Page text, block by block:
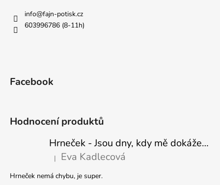
info@fajn-potisk.cz
603996786 (8-11h)
Facebook
Hodnocení produktů
Hrneček - Jsou dny, kdy mě dokáže nasrat i vzduch - Sova
Hodnocení produktu je 5 z 5 hvězdiček.
| Eva Kadlecová
Hrneček nemá chybu, je super.